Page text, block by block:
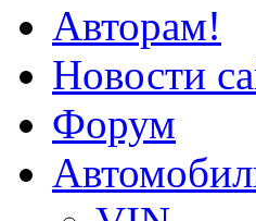
Авторам!
Новости
Форум